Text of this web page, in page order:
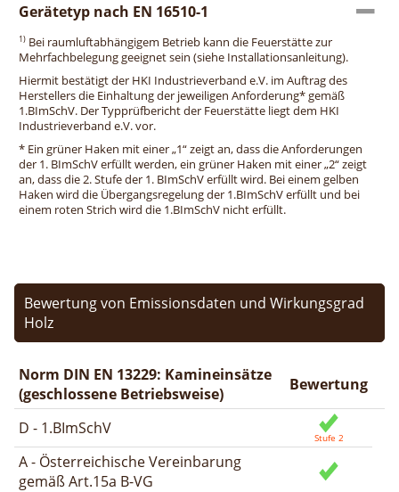
Gerätetyp nach EN 16510-1
1) Bei raumluftabhängigem Betrieb kann die Feuerstätte zur
Mehrfachbelegung geeignet sein (siehe Installationsanleitung).
Hiermit bestätigt der HKI Industrieverband e.V. im Auftrag des
Herstellers die Einhaltung der jeweiligen Anforderung* gemäß
1.BImSchV. Der Typprüfbericht der Feuerstätte liegt dem HKI
Industrieverband e.V. vor.
* Ein grüner Haken mit einer „1“ zeigt an, dass die Anforderungen
der 1. BImSchV erfüllt werden, ein grüner Haken mit einer „2“ zeigt
an, dass die 2. Stufe der 1. BImSchV erfüllt wird. Bei einem gelben
Haken wird die Übergangsregelung der 1.BImSchV erfüllt und bei
einem roten Strich wird die 1.BImSchV nicht erfüllt.
Bewertung von Emissionsdaten und Wirkungsgrad
Holz
Norm DIN EN 13229: Kamineinsätze
(geschlossene Betriebsweise)
Bewertung
D - 1.BImSchV
A - Österreichische Vereinbarung
gemäß Art.15a B-VG